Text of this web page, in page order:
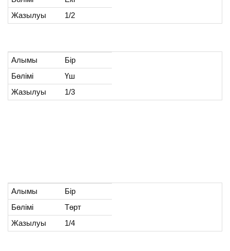
Жазылуы
1/2
Алымы
Бір
Бөлімі
Үш
Жазылуы
1/3
Алымы
Бір
Бөлімі
Төрт
Жазылуы
1/4